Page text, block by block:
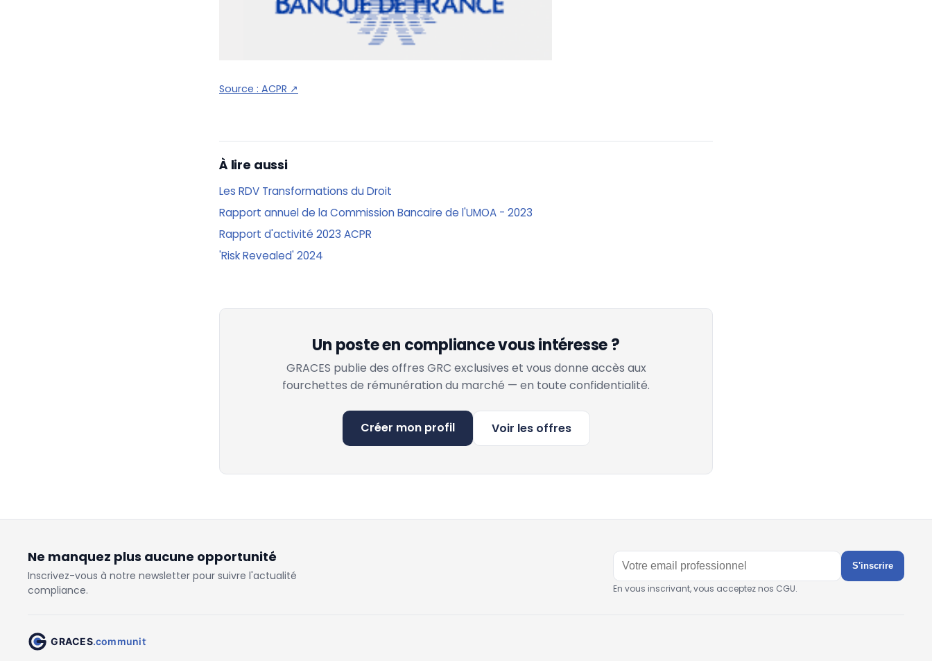
Source : ACPR ↗
À lire aussi
Les RDV Transformations du Droit
Rapport annuel de la Commission Bancaire de l'UMOA - 2023
Rapport d'activité 2023 ACPR
'Risk Revealed' 2024
Un poste en compliance vous intéresse ?
GRACES publie des offres GRC exclusives et vous donne accès aux
fourchettes de rémunération du marché — en toute confidentialité.
Créer mon profil Voir les offres
Ne manquez plus aucune opportunité
Inscrivez-vous à notre newsletter pour suivre l'actualité
compliance.
S'inscrire
En vous inscrivant, vous acceptez nos CGU.